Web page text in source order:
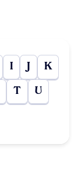
I J K
T U